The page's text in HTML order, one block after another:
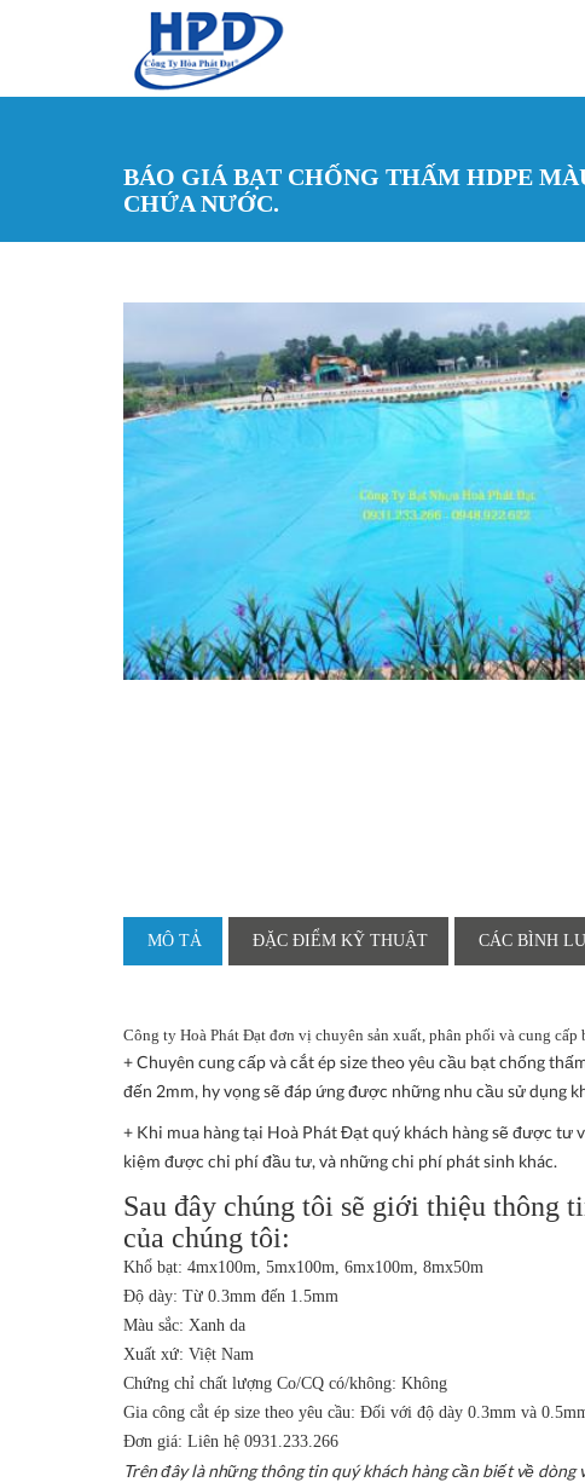
BÁO GIÁ BẠT CHỐNG THẤM HDPE
CHỨA NƯỚC.
MÔ TẢ ĐẶC ĐIỂM KỸ THUẬT CÁC BÌNH
Công ty Hoà Phát Đạt đơn vị chuyên sản xuất, phân phối và cung cấp
+ Chuyên cung cấp và cắt ép size theo yêu cầu bạt chống
đến 2mm, hy vọng sẽ đáp ứng được những nhu cầu sử dụng
+ Khi mua hàng tại Hoà Phát Đạt quý khách hàng sẽ được
kiệm được chi phí đầu tư, và những chi phí phát sinh khác.
Sau đây chúng tôi sẽ giới thiệu thông
của chúng tôi:
Khổ bạt: 4mx100m, 5mx100m, 6mx100m, 8mx50m
Độ dày: Từ 0.3mm đến 1.5mm
Màu sắc: Xanh da
Xuất xứ: Việt Nam
Chứng chỉ chất lượng Co/CQ có/không: Không
Gia công cắt ép size theo yêu cầu: Đối với độ dày 0.3mm và
Đơn giá: Liên hệ 0931.233.266
Trên đây là những thông tin quý khách hàng cần biết về